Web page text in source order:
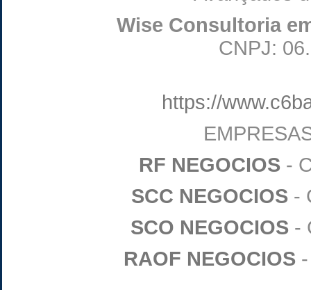
Wise Consultoria
CNPJ:
https://
RF NEGOCIOS -
SCC NEGOCIOS -
SCO NEGOCIOS -
RAOF NEGOCIOS